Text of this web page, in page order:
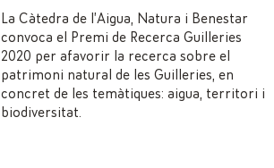
La Càtedra de l’Aigua, Natura i Benestar
convoca el Premi de Recerca Guilleries
2020 per afavorir la recerca sobre el
patrimoni natural de les Guilleries, en
concret de les temàtiques: aigua, territori i
biodiversitat.